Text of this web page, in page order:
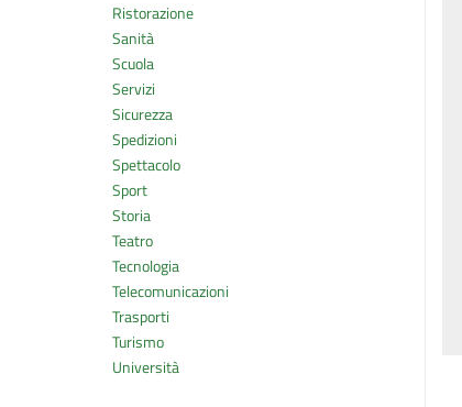
Ristorazione
Sanità
Scuola
Servizi
Sicurezza
Spedizioni
Spettacolo
Sport
Storia
Teatro
Tecnologia
Telecomunicazioni
Trasporti
Turismo
Università